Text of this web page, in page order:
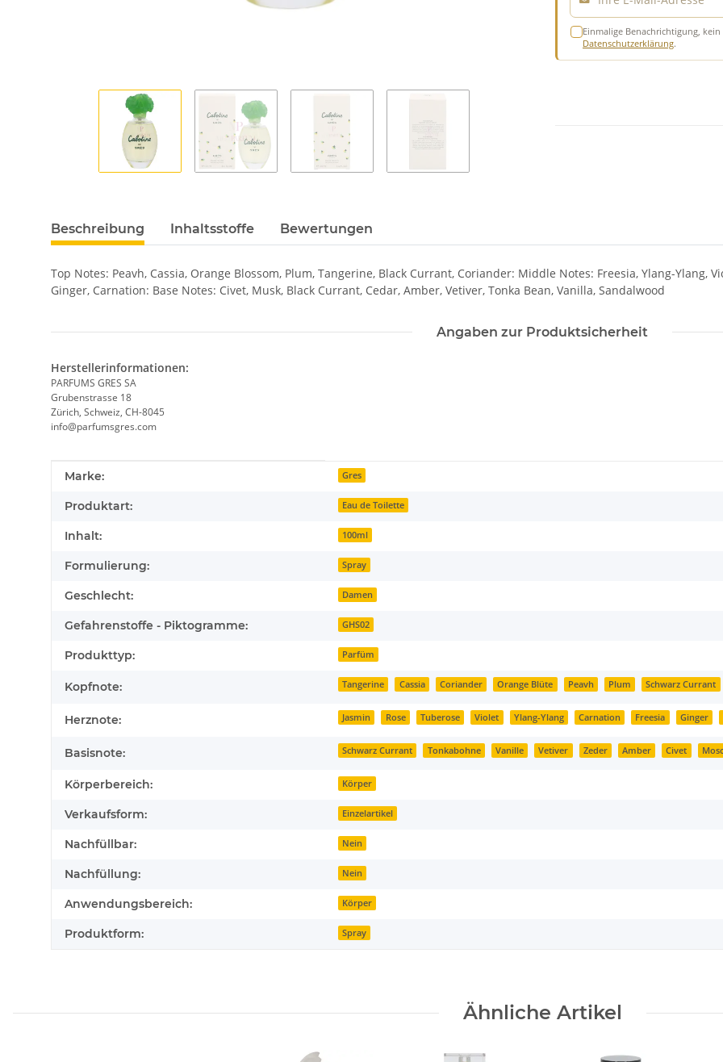
Einmalige Benachrichtigung,
Datenschutzerklärung.
Beschreibung Inhaltsstoffe Bewertungen
Top Notes: Peavh, Cassia, Orange Blossom, Plum, Tangerine, Black Currant, Coriander: Middle Notes: Freesia, Ylang-Ylang,
Ginger, Carnation: Base Notes: Civet, Musk, Black Currant, Cedar, Amber, Vetiver, Tonka Bean, Vanilla, Sandalwood
Angaben zur Produktsicherheit
Herstellerinformationen:
PARFUMS GRES SA
Grubenstrasse 18
Zürich, Schweiz, CH-8045
info@parfumsgres.com
Produkteigenschaft
Wert
Marke: Gres
Produktart: Eau de Toilette
Inhalt: 100ml
Formulierung: Spray
Geschlecht: Damen
Gefahrenstoffe - Piktogramme: GHS02
Produkttyp: Parfüm
Kopfnote: Tangerine Cassia Coriander Orange Blüte Peavh Plum Schwarz Currant
Herznote: Jasmin Rose Tuberose Violet Ylang-Ylang Carnation Freesia Ginger
Basisnote: Schwarz Currant Tonkabohne Vanille Vetiver Zeder Amber Civet
Körperbereich: Körper
Verkaufsform: Einzelartikel
Nachfüllbar: Nein
Nachfüllung: Nein
Anwendungsbereich: Körper
Produktform: Spray
Ähnliche Artikel